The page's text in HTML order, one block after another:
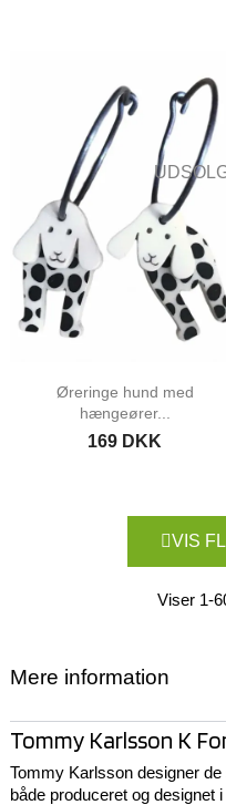
Øreringe hund med
hængeører...
169 DKK
VIS
Viser 1-
Mere information
Tommy Karlsson K
Tommy Karlsson designer
både produceret og designet